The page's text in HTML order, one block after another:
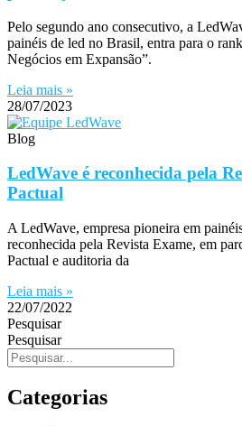
Pelo segundo ano consecutivo, a
painéis de led no Brasil, entra para o
Negócios em Expansão”.
Leia mais »
28/07/2023
Blog
LedWave é reconhecida pela
Pactual
A LedWave, empresa pioneira em
reconhecida pela Revista Exame, em
Pactual e auditoria da
Leia mais »
22/07/2022
Pesquisar
Pesquisar
Categorias